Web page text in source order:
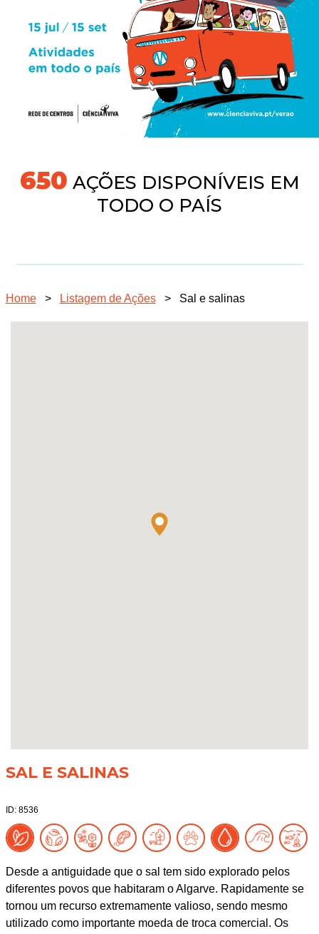
704 AÇÕES DISPONÍVEIS EM
TODO O PAÍS
Home > Listagem de Ações > Sal e salinas
SAL E SALINAS
ID: 8536
Desde a antiguidade que o sal tem sido explorado pelos
diferentes povos que habitaram o Algarve. Rapidamente se
tornou um recurso extremamente valioso, sendo mesmo
utilizado como importante moeda de troca comercial. Os